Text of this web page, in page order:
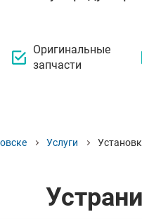
Оригинальные
запчасти
Услуги